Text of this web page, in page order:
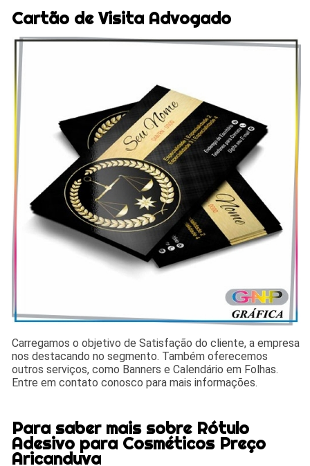
Cartão de Visita Advogado
Carregamos o objetivo de Satisfação do cliente, a empresa
nos destacando no segmento. Também oferecemos
outros serviços, como Banners e Calendário em Folhas.
Entre em contato conosco para mais informações.
Para saber mais sobre Rótulo
Adesivo para Cosméticos Preço
Aricanduva